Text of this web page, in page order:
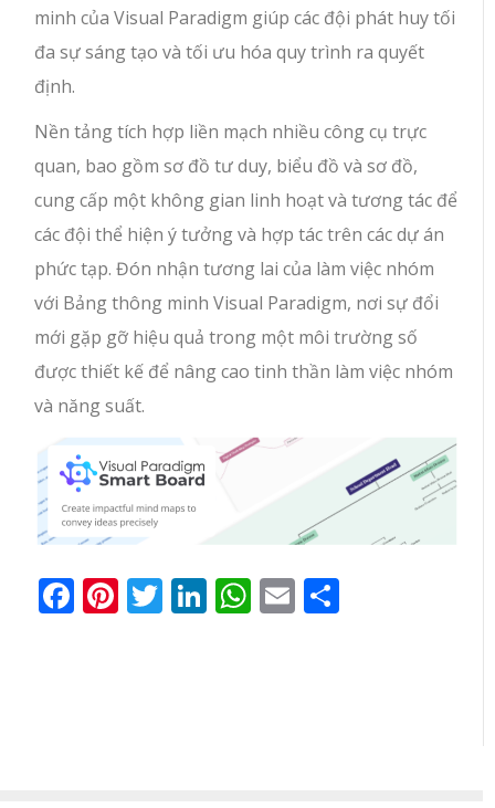
minh của Visual Paradigm giúp các đội phát huy tối
đa sự sáng tạo và tối ưu hóa quy trình ra quyết
định.
Nền tảng tích hợp liền mạch nhiều công cụ trực
quan, bao gồm sơ đồ tư duy, biểu đồ và sơ đồ,
cung cấp một không gian linh hoạt và tương tác để
các đội thể hiện ý tưởng và hợp tác trên các dự án
phức tạp. Đón nhận tương lai của làm việc nhóm
với Bảng thông minh Visual Paradigm, nơi sự đổi
mới gặp gỡ hiệu quả trong một môi trường số
được thiết kế để nâng cao tinh thần làm việc nhóm
và năng suất.
Facebook
Pinterest
Twitter
LinkedIn
WhatsApp
Email